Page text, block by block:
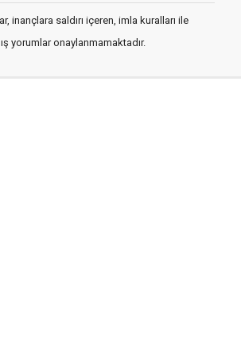
inançlara saldırı içeren, imla kuralları ile
yorumlar onaylanmamaktadır.